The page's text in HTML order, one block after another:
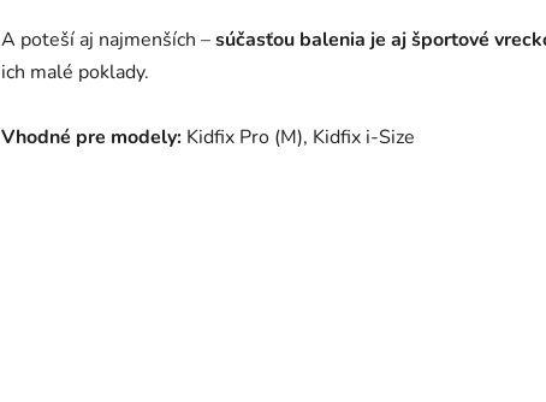
A poteší aj najmenších –súčasťou balenia je aj športové
ich malé poklady.
Vhodné pre modely: Kidfix Pro (M), Kidfix i-Size